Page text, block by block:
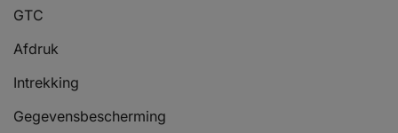
GTC
Afdruk
Intrekking
Gegevensbescherming